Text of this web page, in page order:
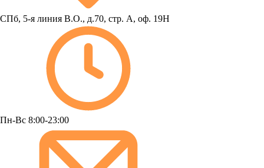
СПб, 5-я линия В.О., д.70, стр. А, оф. 19Н
Пн-Вс 8:00-23:00